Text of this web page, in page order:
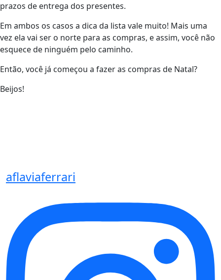
prazos de entrega dos presentes.
Em ambos os casos a dica da lista vale muito! Mais uma
vez ela vai ser o norte para as compras, e assim, você não
esquece de ninguém pelo caminho.
Então, você já começou a fazer as compras de Natal?
Beijos!
aflaviaferrari